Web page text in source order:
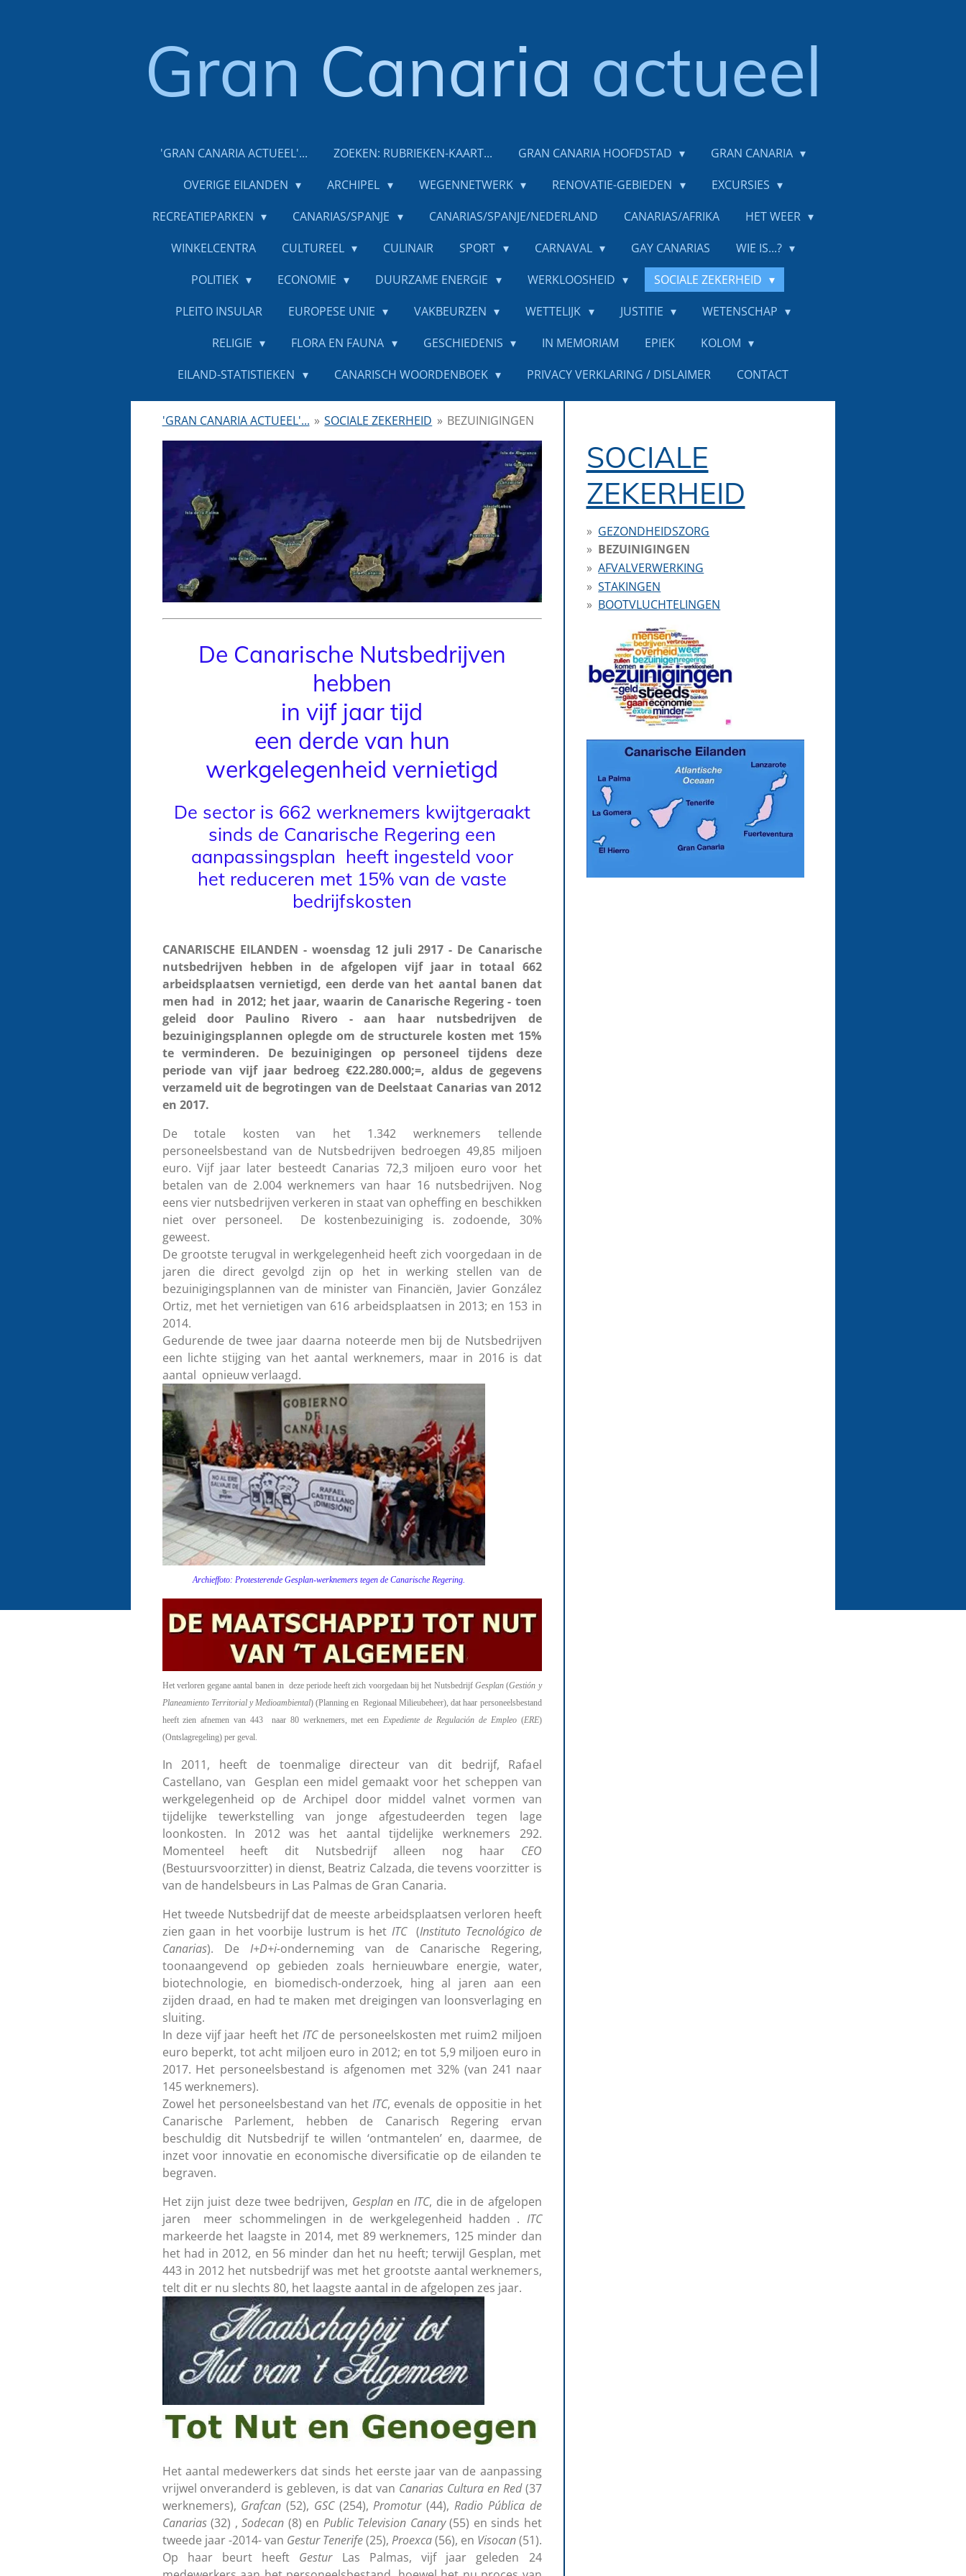
Gran Canaria actueel
'GRAN CANARIA ACTUEEL'... ZOEKEN: RUBRIEKEN-KAART... GRAN CANARIA HOOFDSTAD
GRAN CANARIA
OVERIGE EILANDEN
ARCHIPEL WEGENNETWERK RENOVATIE-GEBIEDEN
EXCURSIES
RECREATIEPARKEN
CANARIAS/SPANJE CANARIAS/SPANJE/NEDERLAND CANARIAS/AFRIKA
HET WEER
WINKELCENTRA
CULTUREEL CULINAIR SPORT CARNAVAL GAY CANARIAS
WIE IS...?
POLITIEK
ECONOMIE DUURZAME ENERGIE WERKLOOSHEID
SOCIALE ZEKERHEID
PLEITO INSULAR
EUROPESE UNIE VAKBEURZEN WETTELIJK JUSTITIE
WETENSCHAP
RELIGIE
FLORA EN FAUNA GESCHIEDENIS IN MEMORIAM EPIEK
KOLOM
EILAND-STATISTIEKEN
CANARISCH WOORDENBOEK PRIVACY VERKLARING / DISLAIMER CONTACT
'GRAN CANARIA ACTUEEL'... » SOCIALE ZEKERHEID » BEZUINIGINGEN
De Canarische Nutsbedrijven
hebben
in vijf jaar tijd
een derde van hun
werkgelegenheid vernietigd
De sector is 662 werknemers kwijtgeraakt
sinds de Canarische Regering een
aanpassingsplan heeft ingesteld voor
het reduceren met 15% van de vaste
bedrijfskosten
CANARISCHE EILANDEN - woensdag 12 juli 2917 - De Canarische
nutsbedrijven hebben in de afgelopen vijf jaar in totaal 662
arbeidsplaatsen vernietigd, een derde van het aantal banen dat
men had in 2012; het jaar, waarin de Canarische Regering - toen
geleid door Paulino Rivero - aan haar nutsbedrijven de
bezuinigingsplannen oplegde om de structurele kosten met 15%
te verminderen. De bezuinigingen op personeel tijdens deze
periode van vijf jaar bedroeg €22.280.000;=, aldus de gegevens
verzameld uit de begrotingen van de Deelstaat Canarias van 2012
en 2017.
De totale kosten van het 1.342 werknemers tellende
personeelsbestand van de Nutsbedrijven bedroegen 49,85 miljoen
euro. Vijf jaar later besteedt Canarias 72,3 miljoen euro voor het
betalen van de 2.004 werknemers van haar 16 nutsbedrijven. Nog
eens vier nutsbedrijven verkeren in staat van opheffing en beschikken
niet over personeel. De kostenbezuiniging is. zodoende, 30%
geweest.
De grootste terugval in werkgelegenheid heeft zich voorgedaan in de
jaren die direct gevolgd zijn op het in werking stellen van de
bezuinigingsplannen van de minister van Financiën, Javier González
Ortiz, met het vernietigen van 616 arbeidsplaatsen in 2013; en 153 in
2014.
Gedurende de twee jaar daarna noteerde men bij de Nutsbedrijven
een lichte stijging van het aantal werknemers, maar in 2016 is dat
aantal opnieuw verlaagd.
Archieffoto: Protesterende Gesplan-werknemers tegen de Canarische Regering.
Het verloren gegane aantal banen in deze periode heeft zich voorgedaan bij het Nutsbedrijf Gesplan(Gestión y
Planeamiento Territorial y Medioambiental) (Planning en Regionaal Milieubeheer), dat haar personeelsbestand
heeft zien afnemen van 443 naar 80 werknemers, met eenExpediente de Regulación de Empleo(ERE)
(Ontslagregeling) per geval.
In 2011, heeft de toenmalige directeur van dit bedrijf, Rafael
Castellano, van Gesplan een midel gemaakt voor het scheppen van
werkgelegenheid op de Archipel door middel valnet vormen van
tijdelijke tewerkstelling van jonge afgestudeerden tegen lage
loonkosten. In 2012 was het aantal tijdelijke werknemers 292.
Momenteel heeft dit Nutsbedrijf alleen nog haar CEO
(Bestuursvoorzitter) in dienst, Beatriz Calzada, die tevens voorzitter is
van de handelsbeurs in Las Palmas de Gran Canaria.
Het tweede Nutsbedrijf dat de meeste arbeidsplaatsen verloren heeft
zien gaan in het voorbije lustrum is het ITC(Instituto Tecnológico de
Canarias). De I+D+i-onderneming van de Canarische Regering,
toonaangevend op gebieden zoals hernieuwbare energie, water,
biotechnologie, en biomedisch-onderzoek, hing al jaren aan een
zijden draad, en had te maken met dreigingen van loonsverlaging en
sluiting.
In deze vijf jaar heeft hetITCde personeelskosten met ruim2 miljoen
euro beperkt, tot acht miljoen euro in 2012; en tot 5,9 miljoen euro in
2017. Het personeelsbestand is afgenomen met 32% (van 241 naar
145 werknemers).
Zowel het personeelsbestand van het ITC, evenals de oppositie in het
Canarische Parlement, hebben de Canarisch Regering ervan
beschuldig dit Nutsbedrijf te willen ‘ontmantelen’ en, daarmee, de
inzet voor innovatie en economische diversificatie op de eilanden te
begraven.
Het zijn juist deze twee bedrijven, GesplanenITC, die in de afgelopen
jaren meer schommelingen in de werkgelegenheid hadden . ITC
markeerde het laagste in 2014, met 89 werknemers, 125 minder dan
het had in 2012, en 56 minder dan het nu heeft; terwijl Gesplan, met
443 in 2012 het nutsbedrijf was met het grootste aantal werknemers,
telt dit er nu slechts 80, het laagste aantal in de afgelopen zes jaar.
Het aantal medewerkers dat sinds het eerste jaar van de aanpassing
vrijwel onveranderd is gebleven, is dat van Canarias Cultura en Red(37
werknemers), Grafcan (52), GSC(254),Promotur(44), Radio Pública de
Canarias(32) , Sodecan (8) en Public Television Canary(55) en sinds het
tweede jaar -2014- van Gestur Tenerife(25), Proexca(56), en Visocan(51).
Op haar beurt heeft GesturLas Palmas, vijf jaar geleden 24
SOCIALE
ZEKERHEID
GEZONDHEIDSZORG
BEZUINIGINGEN
AFVALVERWERKING
STAKINGEN
BOOTVLUCHTELINGEN